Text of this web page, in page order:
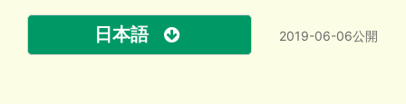
日本語 2019-06-06公開